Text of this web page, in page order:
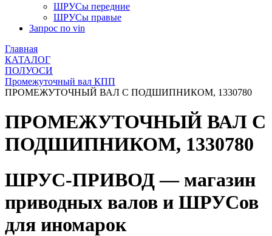
ШРУСы передние
ШРУСы правые
Запрос по vin
Главная
КАТАЛОГ
ПОЛУОСИ
Промежуточный вал КПП
ПРОМЕЖУТОЧНЫЙ ВАЛ С ПОДШИПНИКОМ, 1330780
ПРОМЕЖУТОЧНЫЙ ВАЛ С
ПОДШИПНИКОМ, 1330780
ШРУС-ПРИВОД — магазин
приводных валов и ШРУСов
для иномарок